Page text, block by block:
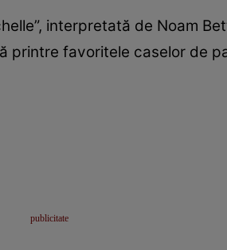
interpretată de Noam
printre favoritele caselor de